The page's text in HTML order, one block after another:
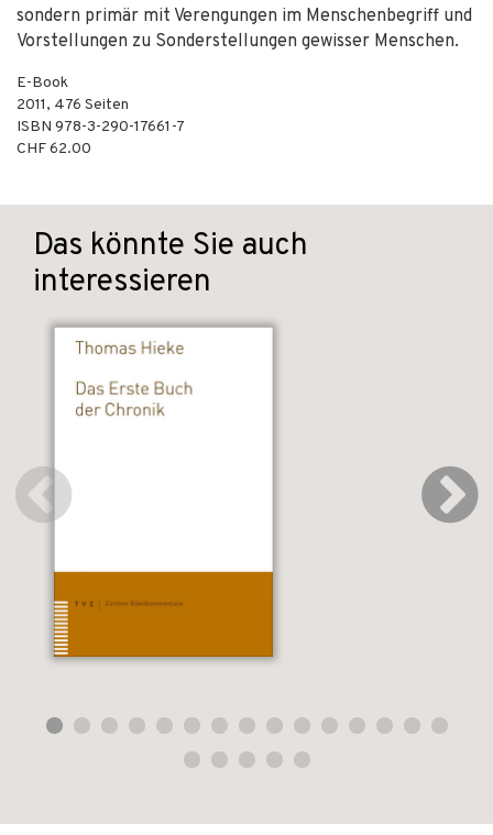
sondern primär mit Verengungen im Menschenbegriff und
Vorstellungen zu Sonderstellungen gewisser Menschen.
E-Book
2011, 476 Seiten
ISBN 978-3-290-17661-7
CHF 62.00
Das könnte Sie auch
interessieren